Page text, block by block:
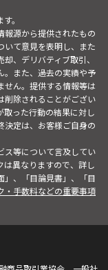
。
報源から提供されたもの
いて意見を表明し、また
、デリバティブ取引、
。また、過去の実績や予
せん。提供する情報等は
削除されることがござい
取った行動の結果に対し
決定は、お客様ご自身の
ス等について言及してい
は異なりますので、詳し
」、「目論見書」、「目
・手数料などの重要事項